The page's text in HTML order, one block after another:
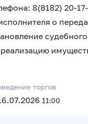
8(8182) 20-
о
торгов
11:00